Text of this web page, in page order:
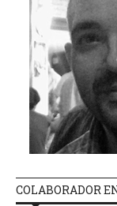
COLABORADOR